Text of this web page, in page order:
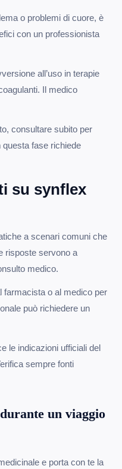
o problemi di cuore, è
con un professionista
all’uso in terapie
Il medico
consultare subito per
questa fase richiede
su synflex
a scenari comuni che
risposte servono a
medico.
farmacista o al medico per
può richiedere un
le indicazioni ufficiali del
sempre fonti
un viaggio
e porta con te la